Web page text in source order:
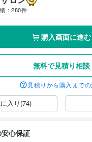
： 280件
購入画面に進む
無料で見積り相談
見積りから購入まで
入り(74)
心保証